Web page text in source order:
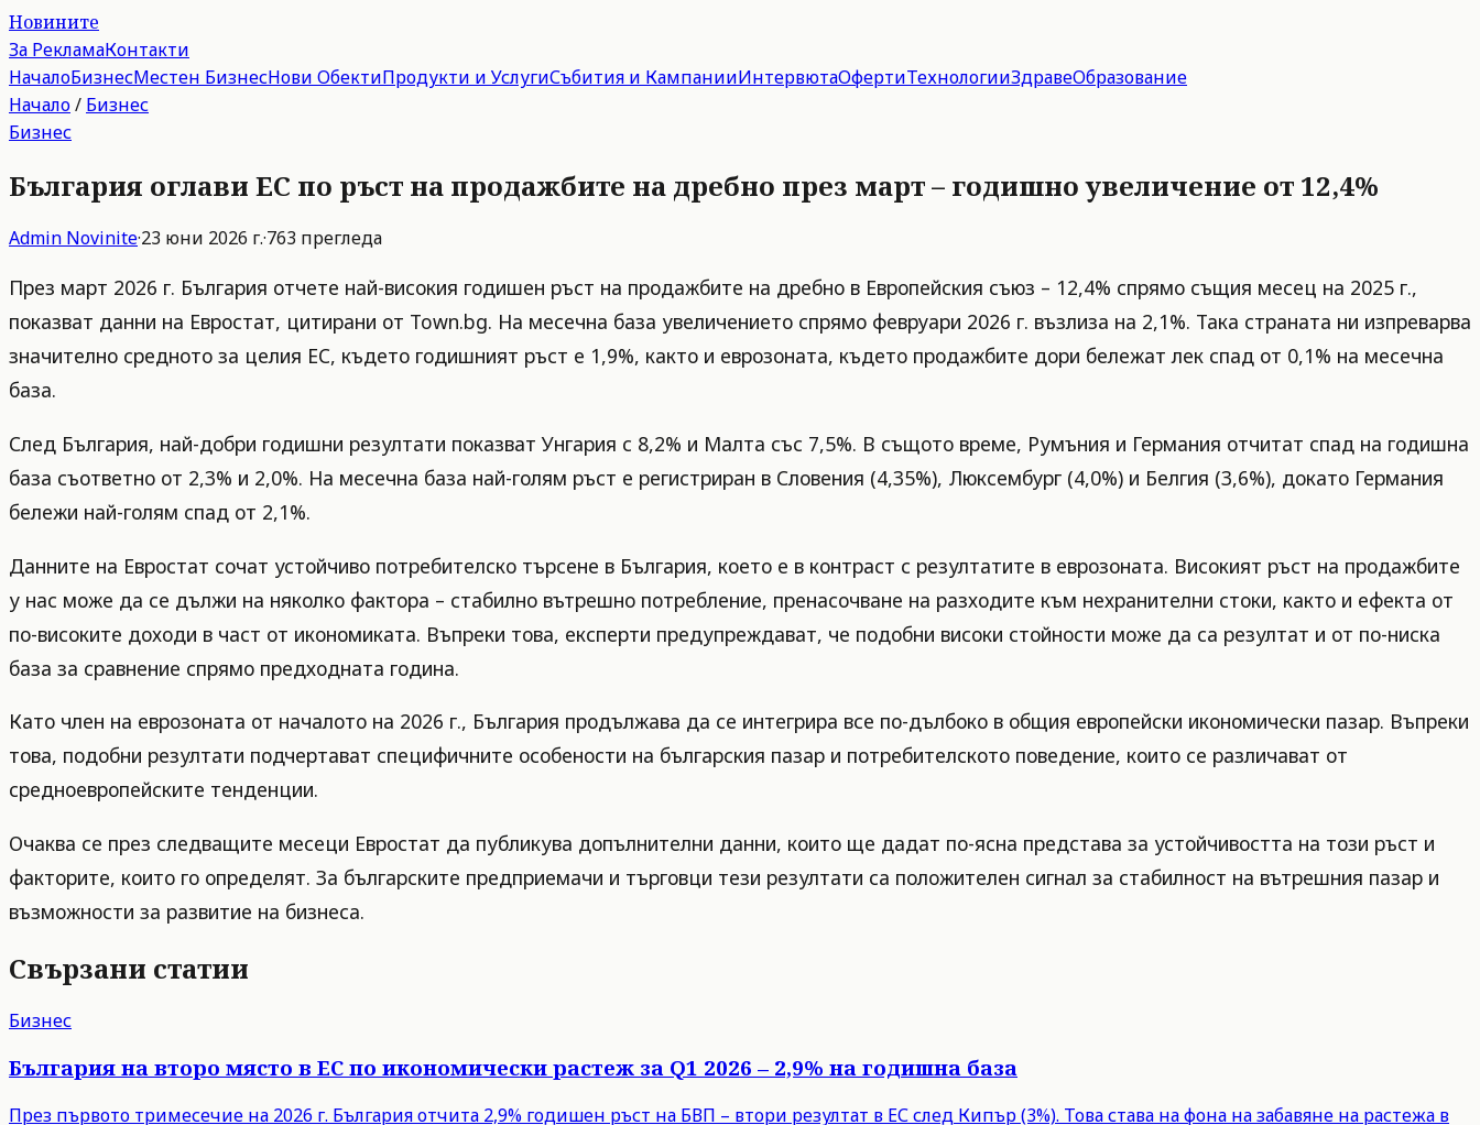
Новините
За РекламаКонтакти
НачалоБизнесМестен БизнесНови ОбектиПродукти и УслугиСъбития и КампанииИнтервютаОфертиТехнологииЗдравеОбразование
Начало/ Бизнес
Бизнес
България оглави ЕС по ръст на продажбите на дребно през март – годишно увеличение от 12,4%
Admin Novinite·23 юни 2026 г.·763 прегледа
През март 2026 г. България отчете най-високия годишен ръст на продажбите на дребно в Европейския съюз – 12,4% спрямо същия месец на 2025 г.,
показват данни на Евростат, цитирани от Town.bg. На месечна база увеличението спрямо февруари 2026 г. възлиза на 2,1%. Така страната ни изпреварва
значително средното за целия ЕС, където годишният ръст е 1,9%, както и еврозоната, където продажбите дори бележат лек спад от 0,1% на месечна
база.
След България, най-добри годишни резултати показват Унгария с 8,2% и Малта със 7,5%. В същото време, Румъния и Германия отчитат спад на годишна
база съответно от 2,3% и 2,0%. На месечна база най-голям ръст е регистриран в Словения (4,35%), Люксембург (4,0%) и Белгия (3,6%), докато Германия
бележи най-голям спад от 2,1%.
Данните на Евростат сочат устойчиво потребителско търсене в България, което е в контраст с резултатите в еврозоната. Високият ръст на продажбите
у нас може да се дължи на няколко фактора – стабилно вътрешно потребление, пренасочване на разходите към нехранителни стоки, както и ефекта от
по-високите доходи в част от икономиката. Въпреки това, експерти предупреждават, че подобни високи стойности може да са резултат и от по-ниска
база за сравнение спрямо предходната година.
Като член на еврозоната от началото на 2026 г., България продължава да се интегрира все по-дълбоко в общия европейски икономически пазар. Въпреки
това, подобни резултати подчертават специфичните особености на българския пазар и потребителското поведение, които се различават от
средноевропейските тенденции.
Очаква се през следващите месеци Евростат да публикува допълнителни данни, които ще дадат по-ясна представа за устойчивостта на този ръст и
факторите, които го определят. За българските предприемачи и търговци тези резултати са положителен сигнал за стабилност на вътрешния пазар и
възможности за развитие на бизнеса.
Свързани статии
Бизнес
България на второ място в ЕС по икономически растеж за Q1 2026 – 2,9% на годишна база
През първото тримесечие на 2026 г. България отчита 2,9% годишен ръст на БВП – втори резултат в ЕС след Кипър (3%). Това става на фона на забавяне на растежа в